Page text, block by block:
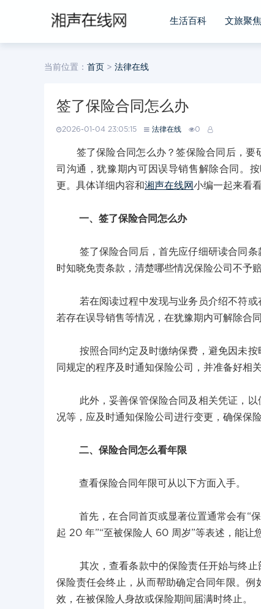
生活百科 文旅聚焦
当前位置： 首页 > 法律在线
签了保险合同怎么办
2026-01-04 23:05:15 法律在线 0
签了保险合同怎么办？签保险合同后，要
司沟通，犹豫期内可因误导销售解除合同。
更。具体详细内容和湘声在线网小编一起来看看
一、签了保险合同怎么办
签了保险合同后，首先应仔细研读合同条
时知晓免责条款，清楚哪些情况保险公司不予
若在阅读过程中发现与业务员介绍不符或存
若存在误导销售等情况，在犹豫期内可解除合
按照合同约定及时缴纳保费，避免因未按
同规定的程序及时通知保险公司，并准备好相
此外，妥善保管保险合同及相关凭证，以
况等，应及时通知保险公司进行变更，确保保
二、保险合同怎么看年限
查看保险合同年限可从以下方面入手。
首先，在合同首页或显著位置通常会有“保
起 20 年”“至被保险人 60 周岁”等表述，能让
其次，查看条款中的保险责任开始与终止
保险责任会终止，从而帮助确定合同年限。
效，在被保险人身故或保险期间届满时终止。